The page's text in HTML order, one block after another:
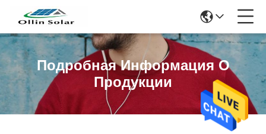
Подробная Информация О
Продукции